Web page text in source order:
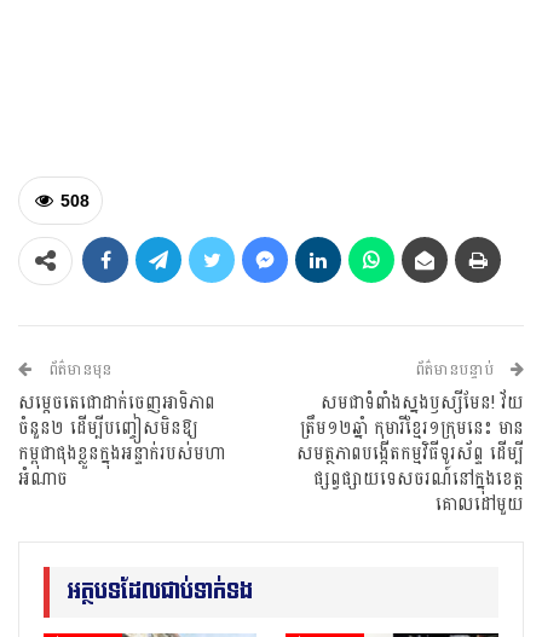
508
ព័ត៌មានមុន
សម្ដេចតេជោដាក់ចេញអាទិភាព
ចំនួន២ ដើម្បីបញ្ចៀសមិនឱ្យ
កម្ពុជាផុងខ្លួនក្នុងអន្ទាក់របស់មហា
អំណាច
ព័ត៌មានបន្ទាប់
សមជាទំពាំងស្នងឫស្សីមែន! វ័យ
ត្រឹម១២ឆ្នាំ កុមារីខ្មែរ១ក្រុមនេះ មាន
សមត្ថភាពបង្កើតកម្មវិធីទូរស័ព្ទ ដើម្បី
ផ្សព្វផ្សាយទេសចរណ៍នៅក្នុងខេត្ត
គោលដៅមួយ
អត្ថបទដែលជាប់ទាក់ទង